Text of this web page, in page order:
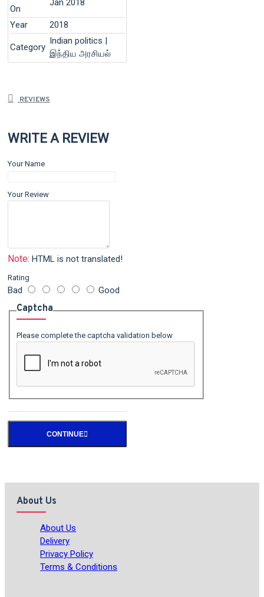
On
Year 2018
Category
Indian politics |
இந்திய அரசியல்
REVIEWS
WRITE A REVIEW
Your Name
Your Review
Note: HTML is not translated!
Rating
Bad Good
Captcha
Please complete the captcha validation below
CONTINUE
About Us
About Us
Delivery
Privacy Policy
Terms & Conditions